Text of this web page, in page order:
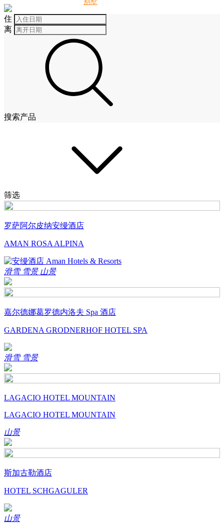
住
离
搜索产品
筛选
罗萨阿尔皮纳安缦酒店
AMAN ROSA ALPINA
滑雪 雪景 山景
嘉尔德娜葛罗德内洛夫 Spa 酒店
GARDENA GRODNERHOF HOTEL SPA
滑雪 雪景
LAGACIO HOTEL MOUNTAIN
LAGACIO HOTEL MOUNTAIN
山景
斯加古勒酒店
HOTEL SCHGAGULER
山景